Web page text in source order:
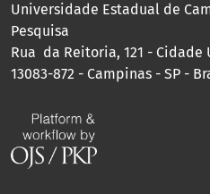
Universidade Estadual de
Pesquisa
Rua da Reitoria, 121 - Cidade
13083-872 - Campinas - SP -